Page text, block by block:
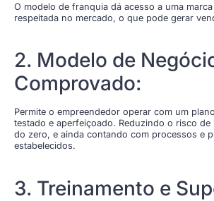
O modelo de franquia dá acesso a uma
respeitada no mercado, o que pode gerar
2. Modelo de
Comprovado:
Permite o empreendedor operar com um
testado e aperfeiçoado. Reduzindo o risco de
do zero, e ainda contando com processos e
estabelecidos.
3. Treinamento e